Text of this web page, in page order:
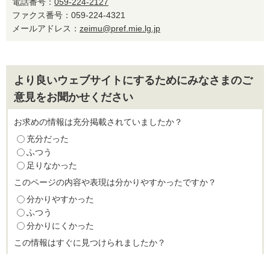
電話番号： 059-224-2127
ファクス番号：059-224-4321
メールアドレス： zeimu@pref.mie.lg.jp
より良いウェブサイトにするためにみなさまのご
意見をお聞かせください
お求めの情報は充分掲載されていましたか？
充分だった
ふつう
足りなかった
このページの内容や表現は分かりやすかったですか？
分かりやすかった
ふつう
分かりにくかった
この情報はすぐに見つけられましたか？